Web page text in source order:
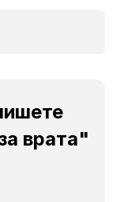
врата"